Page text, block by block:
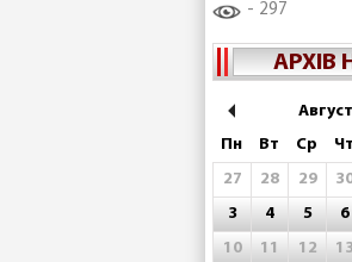
297
АРХІВ
Пн
Вт Ср Чт
27
28 29
3
4 5 6
10
11 12 13